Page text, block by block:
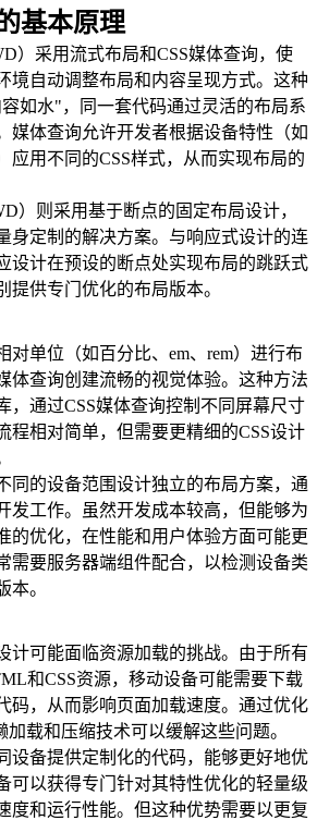
基本原理
）采用流式布局和CSS媒体查询，使
境自动调整布局和内容呈现方式。这种
如水"，同一套代码通过灵活的布局系
媒体查询允许开发者根据设备特性（如
应用不同的CSS样式，从而实现布局的
）则采用基于断点的固定布局设计，
身定制的解决方案。与响应式设计的连
设计在预设的断点处实现布局的跳跃式
提供专门优化的布局版本。
对单位（如百分比、em、rem）进行布
体查询创建流畅的视觉体验。这种方法
，通过CSS媒体查询控制不同屏幕尺寸
程相对简单，但需要更精细的CSS设计
同的设备范围设计独立的布局方案，通
发工作。虽然开发成本较高，但能够为
的优化，在性能和用户体验方面可能更
需要服务器端组件配合，以检测设备类
本。
计可能面临资源加载的挑战。由于所有
和CSS资源，移动设备可能需要下载
码，从而影响页面加载速度。通过优化
加载和压缩技术可以缓解这些问题。
设备提供定制化的代码，能够更好地优
可以获得专门针对其特性优化的轻量级
度和运行性能。但这种优势需要以更复